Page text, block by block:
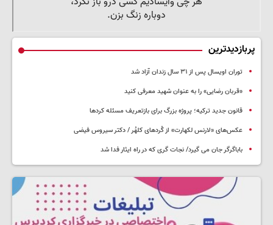
پربازدیدترین
توران اویسال پس از ۳۱ سال زندان آزاد شد
«قربان رضایی» را به عنوان شهید معرفی کنید
قانون جدید ترکیه؛ پروژه بزرگ‌ برای بازتعریف مسئله کردها
عکس‌های «لارنس لکهارت» از کُردهای کلهُر / دکتر سیروس فیضی
باباگرگر جان می گیرد/ نجات گری که در راه ایثار فدا شد